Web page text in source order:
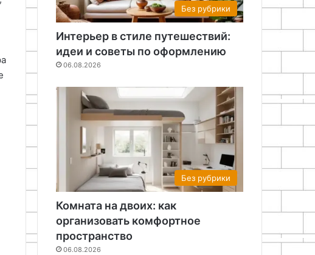
Без рубрики
Интерьер в стиле путешествий:
идеи и советы по оформлению
06.08.2026
Без рубрики
Комната на двоих: как
организовать комфортное
пространство
06.08.2026